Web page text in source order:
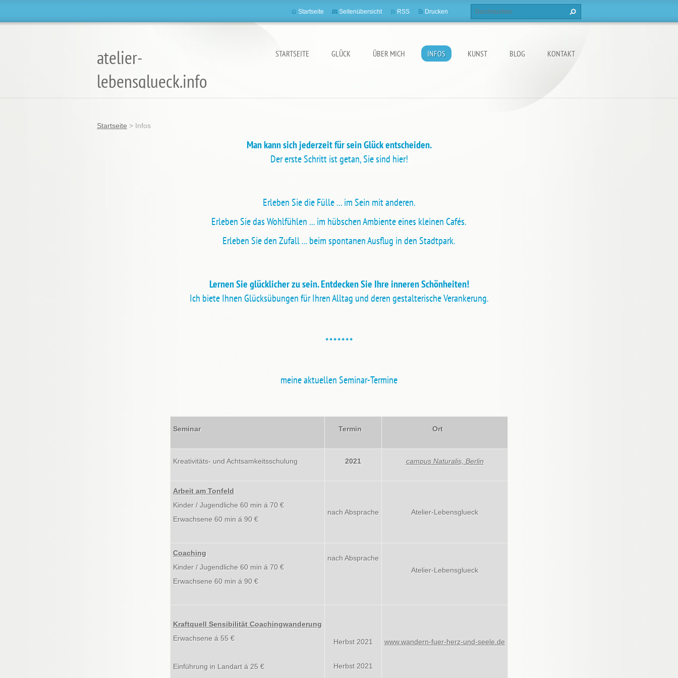
atelier-
lebensglueck.info
Glück ist deine Entscheidung
STARTSEITE GLÜCK ÜBER MICH INFOS KUNST BLOG KONTAKT
Startseite Seitenübersicht RSS Drucken
Startseite > Infos
Man kann sich jederzeit für sein Glück entscheiden.
Der erste Schritt ist getan, Sie sind hier!
Erleben Sie die Fülle ... im Sein mit anderen.
Erleben Sie das Wohlfühlen ... im hübschen Ambiente eines kleinen Cafés.
Erleben Sie den Zufall ... beim spontanen Ausflug in den Stadtpark.
Lernen Sie glücklicher zu sein. Entdecken Sie Ihre inneren Schönheiten!
Ich biete Ihnen Glücksübungen für Ihren Alltag und deren gestalterische Verankerung.
* * * * * * *
meine aktuellen Seminar-Termine
Seminar Termin Ort
Kreativitäts- und Achtsamkeitsschulung 2021 campus Naturalis, Berlin
Arbeit am Tonfeld
Kinder / Jugendliche 60 min á 70 €
Erwachsene 60 min á 90 €
nach Absprache Atelier-Lebensglueck
Coaching
Kinder / Jugendliche 60 min á 70 €
Erwachsene 60 min á 90 €
nach Absprache
Atelier-Lebensglueck
Kraftquell Sensibilität Coachingwanderung
Erwachsene á 55 €
Einführung in Landart á 25 €
Herbst 2021
Herbst 2021
www.wandern-fuer-herz-und-seele.de